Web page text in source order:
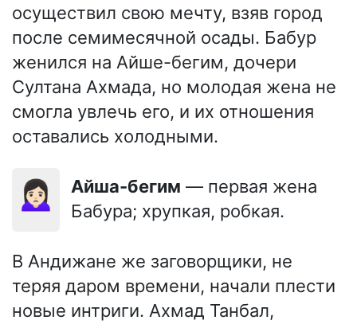
осуществил свою мечту, взяв город
после семимесячной осады. Бабур
женился на Айше-бегим, дочери
Султана Ахмада, но молодая жена не
смогла увлечь его, и их отношения
оставались холодными.
🙍🏻‍♀️ Айша-бегим — первая жена
Бабура; хрупкая, робкая.
В Андижане же заговорщики, не
теряя даром времени, начали плести
новые интриги. Ахмад Танбал,